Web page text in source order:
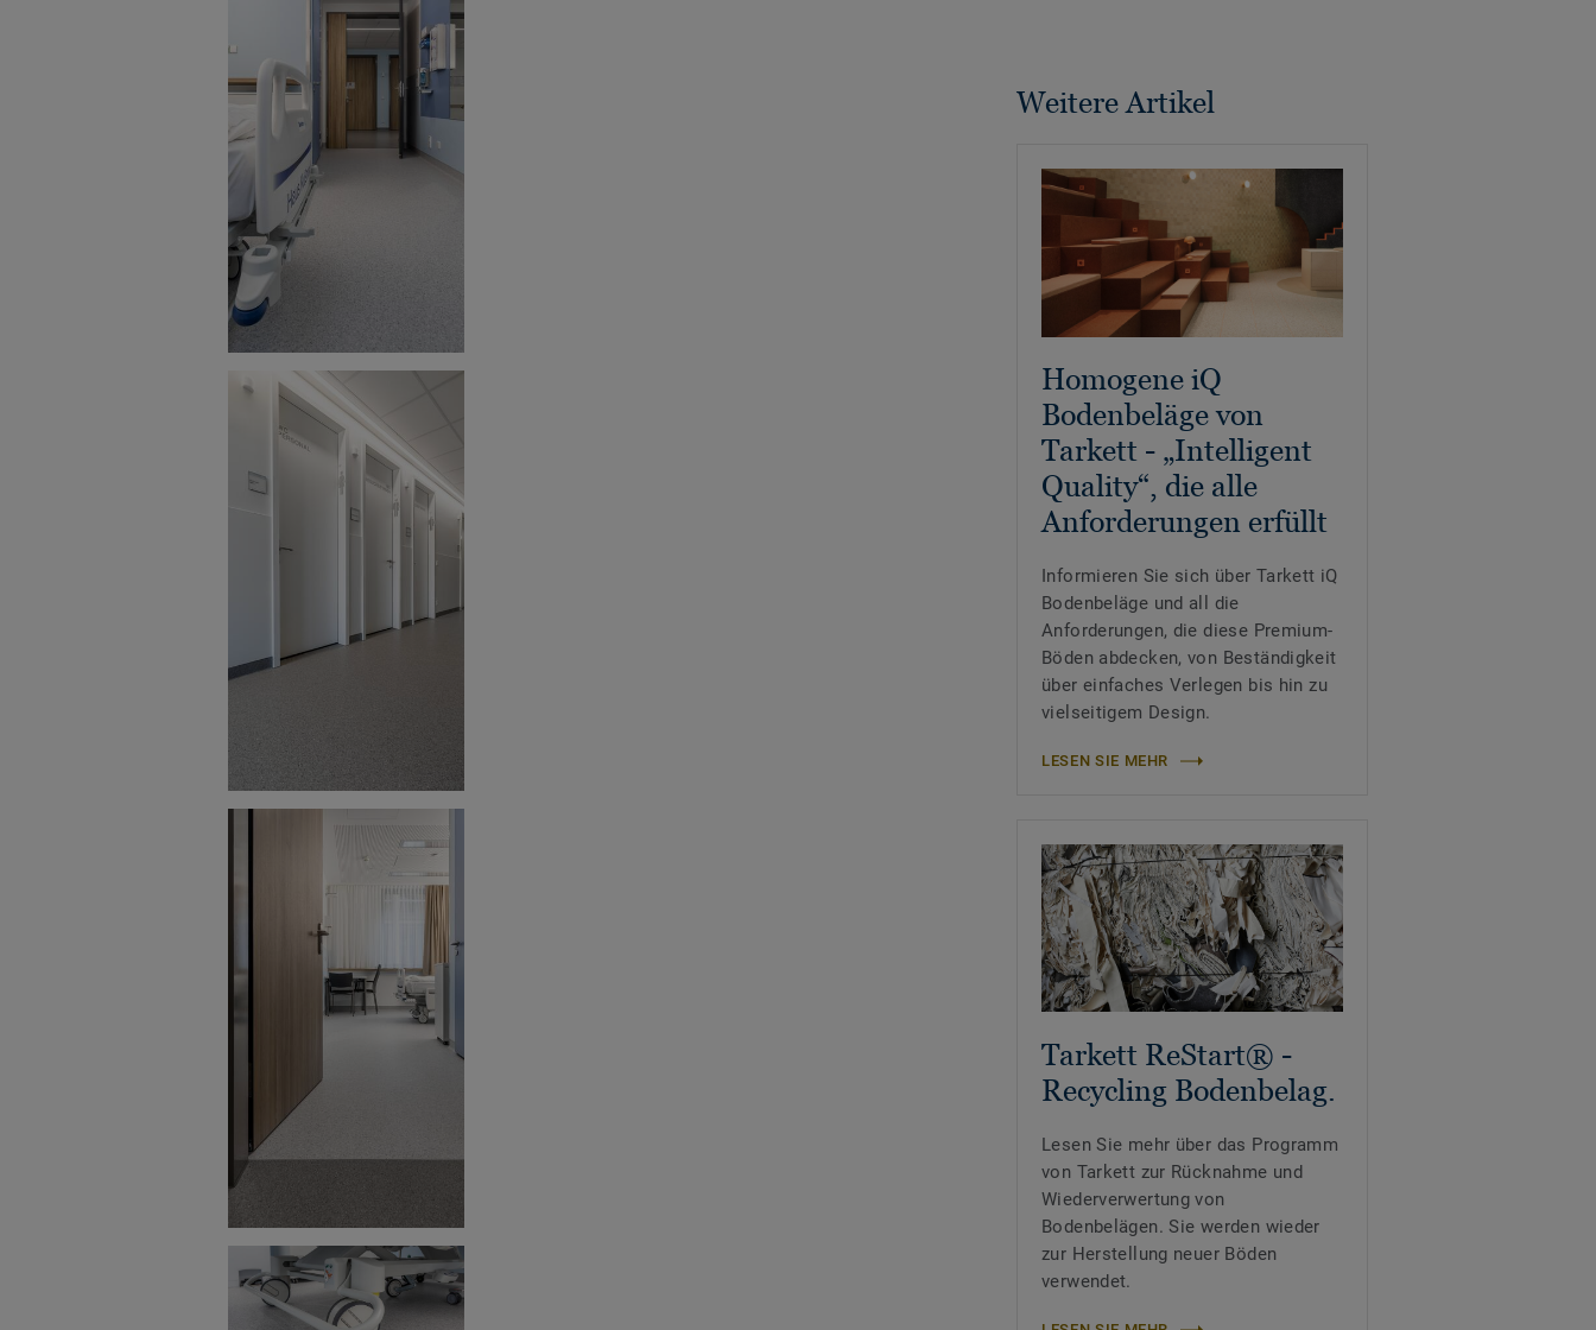
Weitere Artikel
Homogene iQ
Bodenbeläge von
Tarkett - „Intelligent
Quality“, die alle
Anforderungen erfüllt
Informieren Sie sich über Tarkett iQ
Bodenbeläge und all die
Anforderungen, die diese Premium-
Böden abdecken, von Beständigkeit
über einfaches Verlegen bis hin zu
vielseitigem Design.
LESEN SIE MEHR
Tarkett ReStart® -
Recycling Bodenbelag.
Lesen Sie mehr über das Programm
von Tarkett zur Rücknahme und
Wiederverwertung von
Bodenbelägen. Sie werden wieder
zur Herstellung neuer Böden
verwendet.